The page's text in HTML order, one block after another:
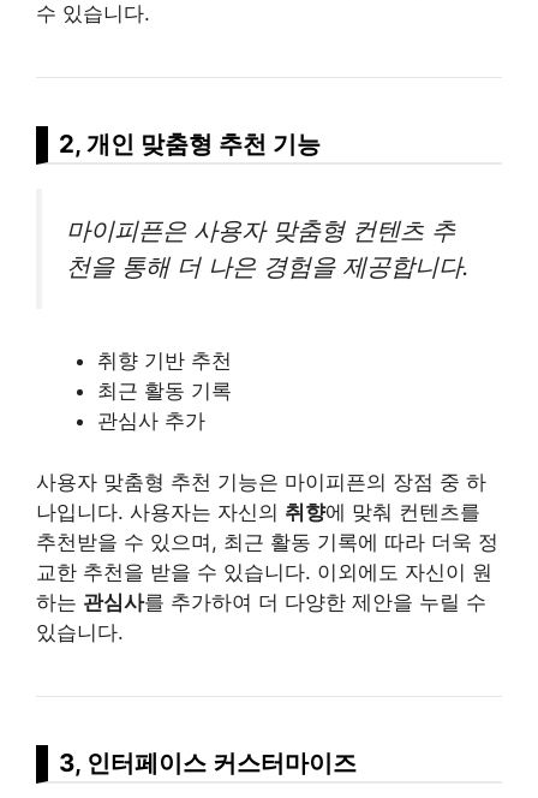
수 있습니다.
2, 개인 맞춤형 추천 기능
마이피픈은 사용자 맞춤형 컨텐츠 추
천을 통해 더 나은 경험을 제공합니다.
취향 기반 추천
최근 활동 기록
관심사 추가
사용자 맞춤형 추천 기능은 마이피픈의 장점 중 하
나입니다. 사용자는 자신의 취향에 맞춰 컨텐츠를
추천받을 수 있으며, 최근 활동 기록에 따라 더욱 정
교한 추천을 받을 수 있습니다. 이외에도 자신이 원
하는 관심사를 추가하여 더 다양한 제안을 누릴 수
있습니다.
3, 인터페이스 커스터마이즈